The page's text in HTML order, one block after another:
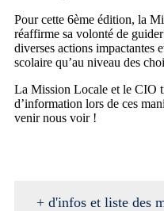
Pour cette 6ème édition, la
réaffirme sa volonté de
diverses actions impactantes
scolaire qu’au niveau des
La Mission Locale et le CIO
d’information lors de ces
venir nous voir !
+ d'infos et liste des